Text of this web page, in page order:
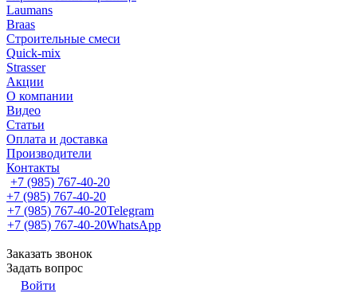
Laumans
Braas
Строительные смеси
Quick-mix
Strasser
Акции
О компании
Видео
Статьи
Оплата и доставка
Производители
Контакты
+7 (985) 767-40-20
+7 (985) 767-40-20
+7 (985) 767-40-20Telegram
+7 (985) 767-40-20WhatsApp
Заказать звонок
Задать вопрос
Войти